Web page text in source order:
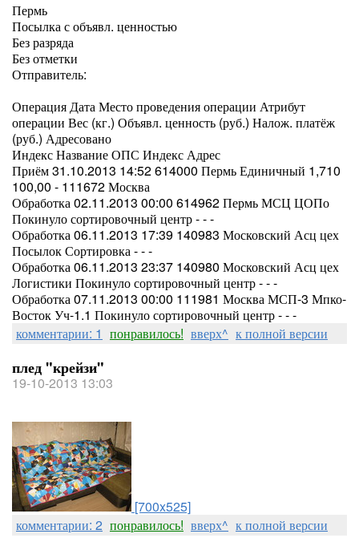
Пермь
Посылка с объявл. ценностью
Без разряда
Без отметки
Отправитель:
Операция Дата Место проведения операции Атрибут
операции Вес (кг.) Объявл. ценность (руб.) Налож. платёж
(руб.) Адресовано
Индекс Название ОПС Индекс Адрес
Приём 31.10.2013 14:52 614000 Пермь Единичный 1,710
100,00 - 111672 Москва
Обработка 02.11.2013 00:00 614962 Пермь МСЦ ЦОПо
Покинуло сортировочный центр - - -
Обработка 06.11.2013 17:39 140983 Московский Асц цех
Посылок Сортировка - - -
Обработка 06.11.2013 23:37 140980 Московский Асц цех
Логистики Покинуло сортировочный центр - - -
Обработка 07.11.2013 00:00 111981 Москва МСП-3 Мпко-
Восток Уч-1.1 Покинуло сортировочный центр - - -
комментарии: 1 понравилось! вверх^ к полной версии
плед "крейзи"
19-10-2013 13:03
[700x525]
комментарии: 2 понравилось! вверх^ к полной версии